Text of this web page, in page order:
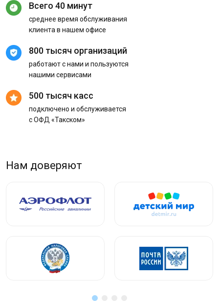
Всего 40 минут
среднее время обслуживания
клиента в нашем офисе
800 тысяч организаций
работают с нами и пользуются
нашими сервисами
500 тысяч касс
подключено и обслуживается
с ОФД «Такском»
Нам доверяют